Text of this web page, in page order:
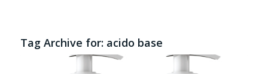
Tag Archive for: acido base